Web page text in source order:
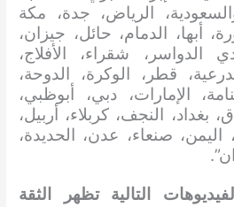
الرياض، جدة، مكة
أبها، الدمام، حائل، جيزان،
الدواسر، شقراء، الأفلاج،
قطر، الوكرة، الدوحة،
الإمارات، دبي، أبوظبي،
بغداد، النجف، كربلاء، أربيل،
اليمن، صنعاء، عدن، الحديدة،
التالية تظهر الثقة